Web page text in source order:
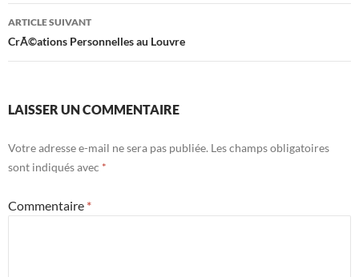
articles
ARTICLE SUIVANT
CrÃ©ations Personnelles au Louvre
LAISSER UN COMMENTAIRE
Votre adresse e-mail ne sera pas publiée. Les champs obligatoires
sont indiqués avec *
Commentaire *